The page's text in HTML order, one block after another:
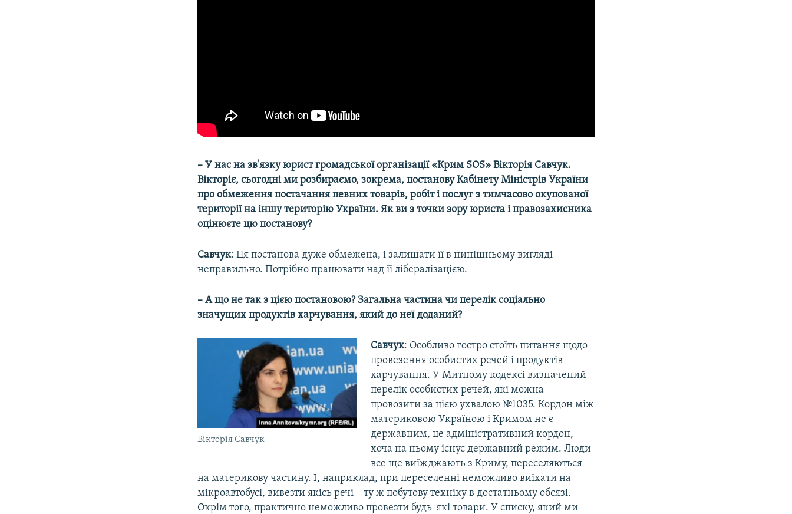
​– У нас на зв'язку юрист громадської організації «Крим SOS» Вікторія Савчук.
Вікторіє, сьогодні ми розбираємо, зокрема, постанову Кабінету Міністрів України
про обмеження постачання певних товарів, робіт і послуг з тимчасово окупованої
території на іншу територію України. Як ви з точки зору юриста і правозахисника
оцінюєте цю постанову?
Савчук: Ця постанова дуже обмежена, і залишати її в нинішньому вигляді
неправильно. Потрібно працювати над її лібералізацією.
– А що не так з цією постановою? Загальна частина чи перелік соціально
значущих продуктів харчування, який до неї доданий?
Вікторія Савчук
Савчук: Особливо гостро стоїть питання щодо
провезення особистих речей і продуктів
харчування. У Митному кодексі визначений
перелік особистих речей, які можна
провозити за цією ухвалою №1035. Кордон між
материковою Україною і Кримом не є
державним, це адміністративний кордон,
хоча на ньому існує державний режим. Люди
все ще виїжджають з Криму, переселяються
на материкову частину. І, наприклад, при переселенні неможливо виїхати на
мікроавтобусі, вивезти якісь речі – ту ж побутову техніку в достатньому обсязі.
Окрім того, практично неможливо провезти будь-які товари. У списку, який ми